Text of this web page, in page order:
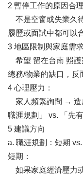
2 暫停工作的原因合理
不是空窗或失業久
履歷或面試中都可以
3 地區限制與家庭需求
希望 留在台南 照護
總務/物業的缺口，反
4 心理壓力：
家人頻繁詢問 → 造
職涯規劃」 vs. 「先
5 建議方向
a. 職涯規劃：短期 vs.
短期：
如果家庭經濟壓力